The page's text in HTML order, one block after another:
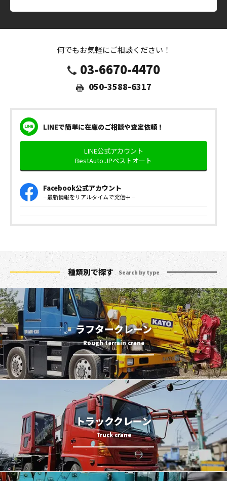
何でもお気軽にご相談ください！
03-6670-4470
050-3588-6317
LINEで簡単に在庫のご相談や査定依頼！
LINE公式アカウント
BestAuto.JPベストオート
Facebook公式アカウント
− 最新情報をリアルタイムで発信中 −
種類別で探す Search by type
ラフタークレーン
トラッククレーン